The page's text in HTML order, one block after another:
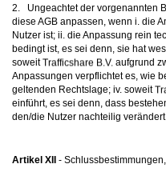
2. Ungeachtet der vorgenannten
diese AGB anpassen, wenn i. die
Nutzer ist; ii. die Anpassung rein
bedingt ist, es sei denn, sie hat
soweit
aufgrund
Anpassungen verpflichtet es, wie
geltenden Rechtslage; iv. soweit
einführt, es sei denn, dass
den/die Nutzer nachteilig
Artikel XII -